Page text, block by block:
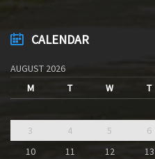
CALENDAR
AUGUST 2026
M
T W T
3
4 5 6
10
11 12 13